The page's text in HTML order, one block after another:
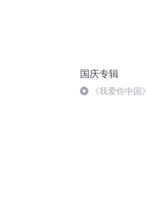
国庆专辑
《我爱你中国》